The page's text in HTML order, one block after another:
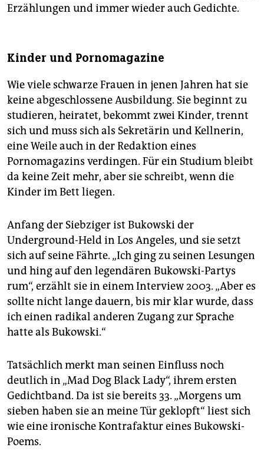
Erzählungen und immer wieder auch Gedichte.
Kinder und Pornomagazine
Wie viele schwarze Frauen in jenen Jahren hat sie
keine abgeschlossene Ausbildung. Sie beginnt zu
studieren, heiratet, bekommt zwei Kinder, trennt
sich und muss sich als Sekretärin und Kellnerin,
eine Weile auch in der Redaktion eines
Pornomagazins verdingen. Für ein Studium bleibt
da keine Zeit mehr, aber sie schreibt, wenn die
Kinder im Bett liegen.
Anfang der Siebziger ist Bukowski der
Underground-Held in Los Angeles, und sie setzt
sich auf seine Fährte. „Ich ging zu seinen Lesungen
und hing auf den legendären Bukowski-Partys
rum“, erzählt sie in einem Interview 2003. „Aber es
sollte nicht lange dauern, bis mir klar wurde, dass
ich einen radikal anderen Zugang zur Sprache
hatte als Bukowski.“
Tatsächlich merkt man seinen Einfluss noch
deutlich in „Mad Dog Black Lady“, ihrem ersten
Gedichtband. Da ist sie bereits 33. „Morgens um
sieben haben sie an meine Tür geklopft“ liest sich
wie eine ironische Kontrafaktur eines Bukowski-
Poems.